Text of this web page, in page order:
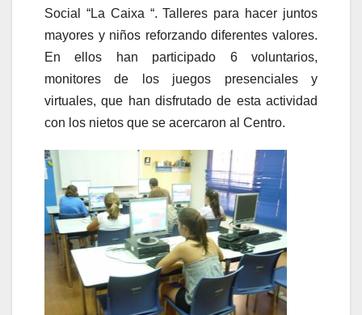
Social “La Caixa “. Talleres para hacer juntos
mayores y niños reforzando diferentes valores.
En ellos han participado 6 voluntarios,
monitores de los juegos presenciales y
virtuales, que han disfrutado de esta actividad
con los nietos que se acercaron al Centro.